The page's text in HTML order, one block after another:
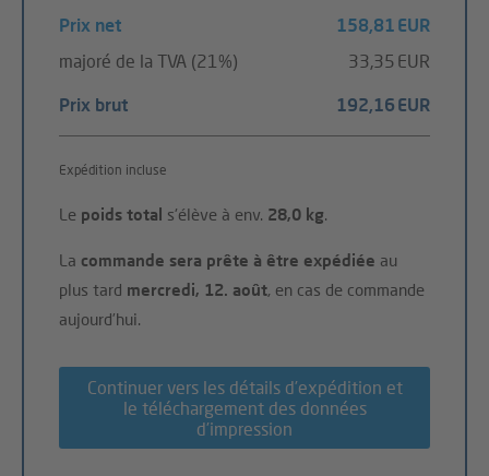
Prix net
158,81 EUR
majoré de la TVA (21%)
33,35 EUR
Prix brut 192,16 EUR
Expédition incluse
Le poids total s'élève à env. 28,0 kg.
La commande sera prête à être expédiée au
plus tard mercredi, 12. août, en cas de commande
aujourd’hui.
Continuer vers les détails d’expédition et
le téléchargement des données
d’impression